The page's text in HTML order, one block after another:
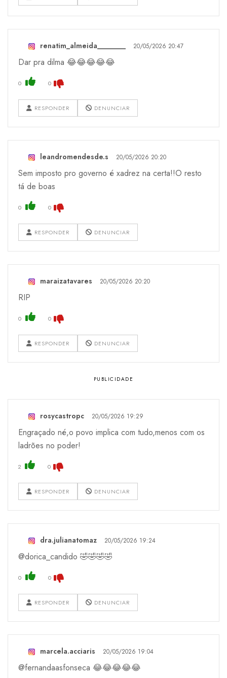
renatim_almeida________ 20/05/2026 20:47
Dar pra dilma 😂😂😂😂😂
0 0
RESPONDER DENUNCIAR
leandromendesde.s 20/05/2026 20:20
Sem imposto pro governo é xadrez na certa!!O resto
tá de boas
0 0
RESPONDER DENUNCIAR
maraizatavares 20/05/2026 20:20
RIP
0 0
RESPONDER DENUNCIAR
rosycastropc 20/05/2026 19:29
Engraçado né,o povo implica com tudo,menos com os
ladrões no poder!
2 0
RESPONDER DENUNCIAR
dra.julianatomaz 20/05/2026 19:24
@dorica_candido 🤣🤣🤣🤣
0 0
RESPONDER DENUNCIAR
marcela.acciaris 20/05/2026 19:04
@fernandaasfonseca 😂😂😂😂😂